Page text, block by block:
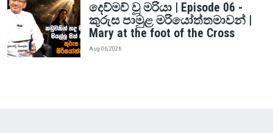
දෙව්මව් වූ මරියා | Episode 06 -
කුරුස පාමුළ මරියෝත්තමාවන් |
Mary at the foot of the Cross
Aug 06, 2026